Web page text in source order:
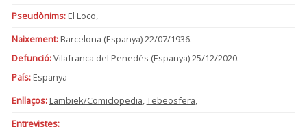
Pseudònims:El Loco,
Naixement:Barcelona (Espanya) 22/07/1936.
Defunció:Vilafranca del Penedés (Espanya) 25/12/2020.
País:Espanya
Enllaços: Lambiek/Comiclopedia,Tebeosfera,
Entrevistes: